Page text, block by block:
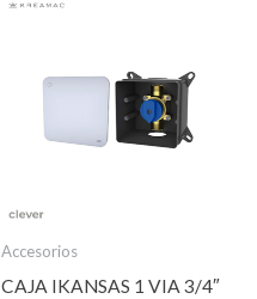
Accesorios
CAJA IKANSAS 1 VIA 3/4″